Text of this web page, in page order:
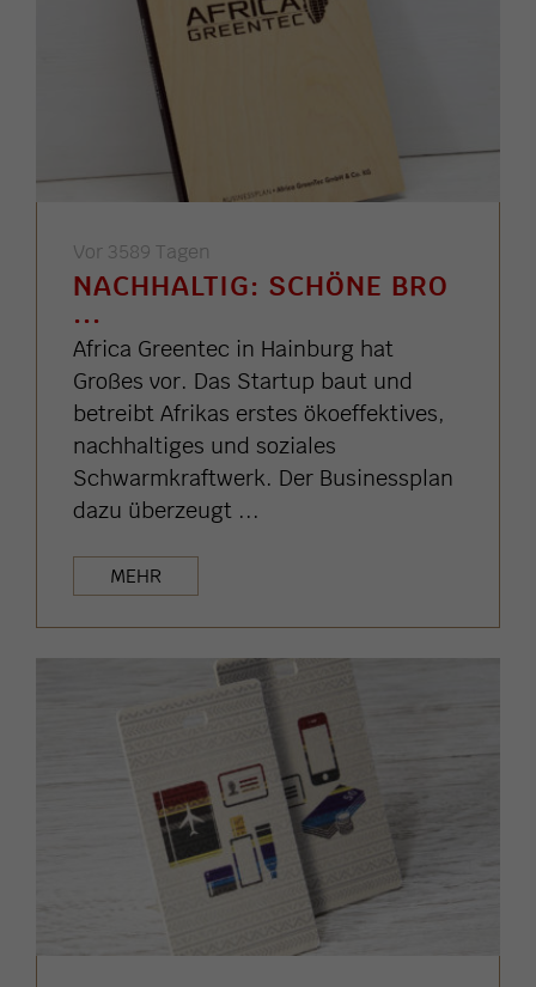
Vor 3589 Tagen
NACHHALTIG: SCHÖNE BRO
...
Africa Greentec in Hainburg hat
Großes vor. Das Startup baut und
betreibt Afrikas erstes ökoeffektives,
nachhaltiges und soziales
Schwarmkraftwerk. Der Businessplan
dazu überzeugt ...
MEHR